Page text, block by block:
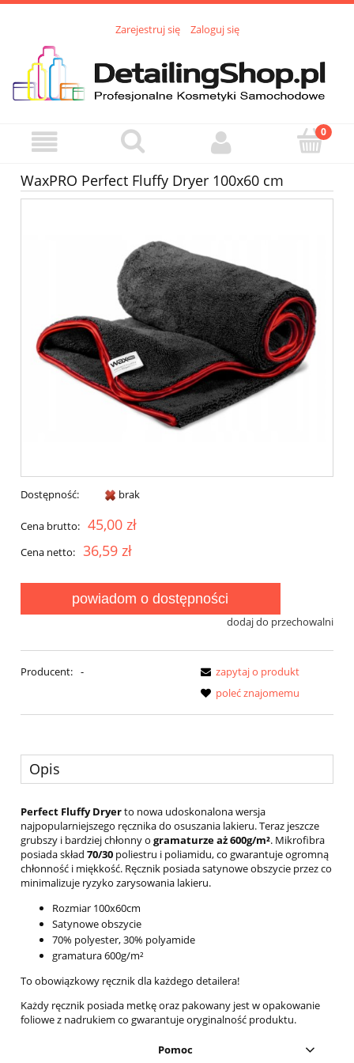
Zarejestruj się Zaloguj się
WaxPRO Perfect Fluffy Dryer 100x60 cm
Dostępność: brak
Cena brutto: 45,00 zł
Cena netto: 36,59 zł
powiadom o dostępności
dodaj do przechowalni
Producent: -
zapytaj o produkt
poleć znajomemu
Opis
Perfect Fluffy Dryerto nowa udoskonalona wersja
najpopularniejszego ręcznika do osuszania lakieru. Teraz jeszcze
grubszy i bardziej chłonny o gramaturze aż 600g/m². Mikrofibra
posiada skład 70/30 poliestru i poliamidu, co gwarantuje ogromną
chłonność i miękkość. Ręcznik posiada satynowe obszycie przez co
minimalizuje ryzyko zarysowania lakieru.
Rozmiar 100x60cm
Satynowe obszycie
70% polyester, 30% polyamide
gramatura 600g/m²
To obowiązkowy ręcznik dla każdego detailera!
Każdy ręcznik posiada metkę oraz pakowany jest w opakowanie
foliowe z nadrukiem co gwarantuje oryginalność produktu.
Pomoc